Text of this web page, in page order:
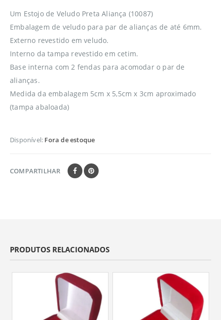
Um Estojo de Veludo Preta Aliança (10087)
Embalagem de veludo para par de alianças de até 6mm.
Externo revestido em veludo.
Interno da tampa revestido em cetim.
Base interna com 2 fendas para acomodar o par de
alianças.
Medida da embalagem 5cm x 5,5cm x 3cm aproximado
(tampa abaloada)
Disponível: Fora de estoque
COMPARTILHAR
PRODUTOS RELACIONADOS